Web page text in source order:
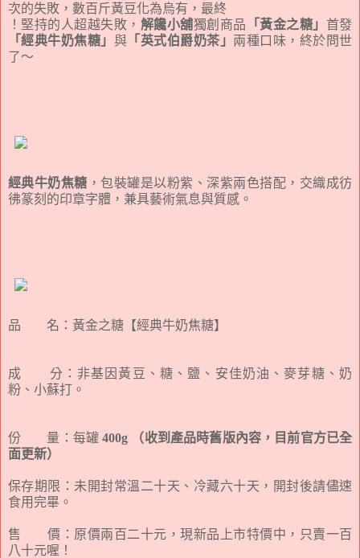
次的失敗，數百斤黃豆化為烏有，最終
！堅持的人超越失敗， 解饞小舖獨創商品 「黃金之糖」 首發
「經典牛奶焦糖」 與 「英式伯爵奶茶」 兩種口味，終於問世
了～
經典牛奶焦糖 ，包裝罐是以粉紫、深紫兩色搭配，交織成彷
彿篆刻的印章字體，兼具藝術氣息與質感。
品 名：黃金之糖【經典牛奶焦糖】
成 分：非基因黃豆、糖、鹽、安佳奶油、麥芽糖、奶
粉、小蘇打。
份 量：每罐400g
（收到產品時舊版內容，目前官方已全
面更新）
保存期限：未開封常溫二十天、冷藏六十天，開封後請儘速
食用完畢。
售 價：原價兩百二十元，現新品上市特價中，只賣一百
八十元喔！